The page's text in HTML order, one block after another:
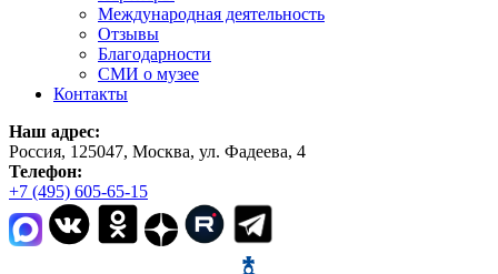
Международная деятельность
Отзывы
Благодарности
СМИ о музее
Контакты
Наш адрес:
Россия, 125047, Москва, ул. Фадеева, 4
Телефон:
+7 (495) 605-65-15